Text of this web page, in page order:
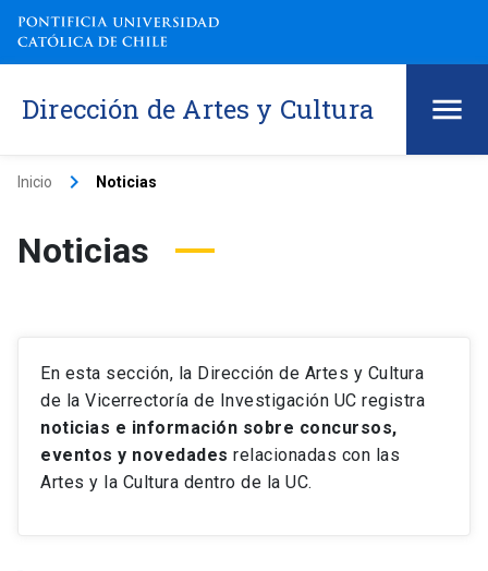
Dirección de Artes y Cultura
Inicio keyboard_arrow_right Noticias
Noticias
En esta sección, la Dirección de Artes y Cultura
de la Vicerrectoría de Investigación UC registra
noticias e información sobre concursos,
eventos y novedades relacionadas con las
Artes y la Cultura dentro de la UC.